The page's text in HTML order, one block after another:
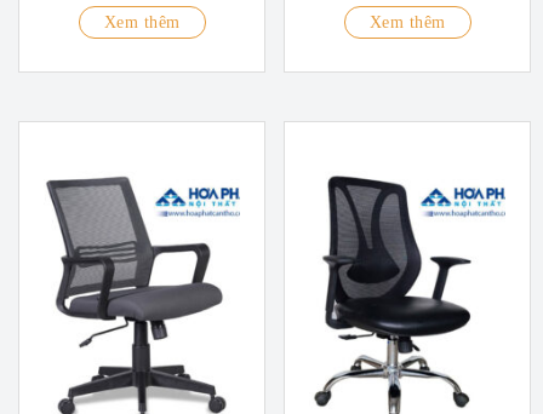
Xem thêm
Xem thêm